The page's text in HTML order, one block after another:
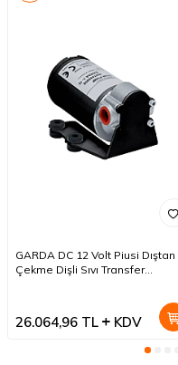
GARDA DC 12 Volt Piusi Dıştan
Çekme Dişli Sıvı Transfer
26.064,96 TL KDV